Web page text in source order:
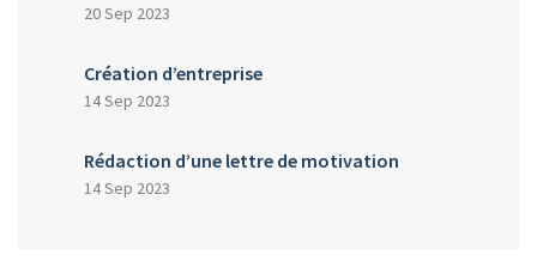
20 Sep 2023
Création d’entreprise
14 Sep 2023
Rédaction d’une lettre de motivation
14 Sep 2023